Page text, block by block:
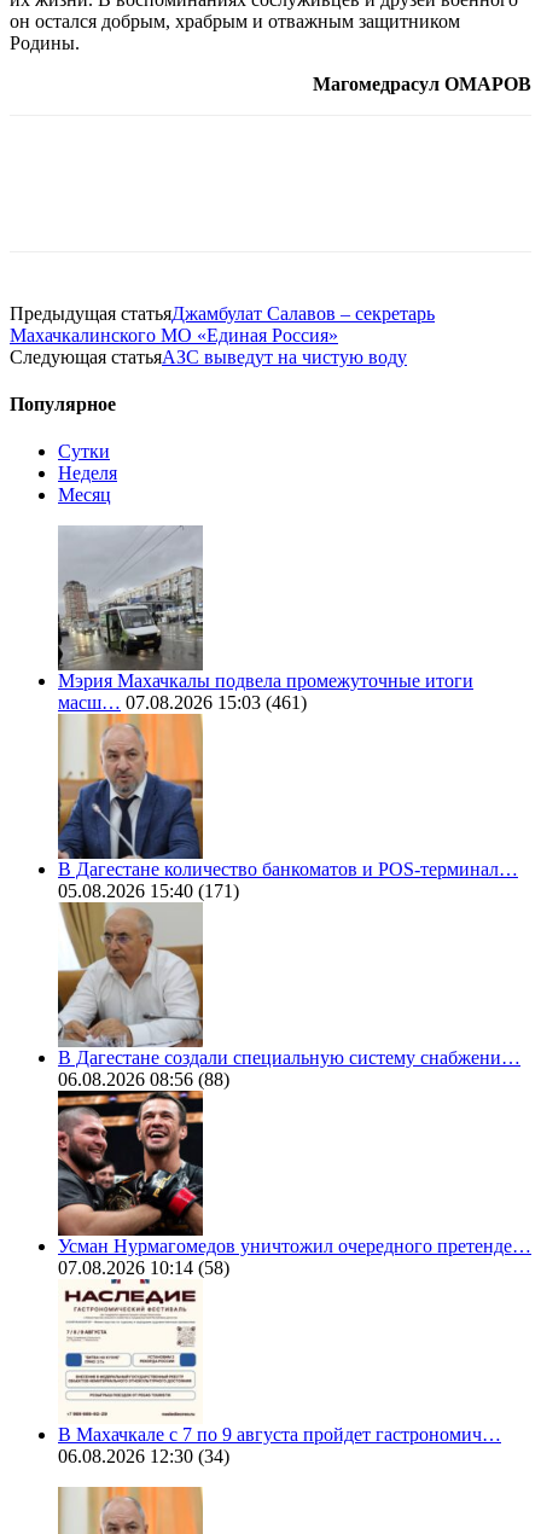
он остался добрым, храбрым и отважным защитником
Родины.
Магомедрасул ОМАРОВ
Предыдущая статьяДжамбулат Салавов – секретарь
Махачкалинского МО «Единая Россия»
Следующая статьяАЗС выведут на чистую воду
Популярное
Сутки
Неделя
Месяц
Мэрия Махачкалы подвела промежуточные итоги
масш… 07.08.2026 15:03 (461)
В Дагестане количество банкоматов и POS-терминал…
05.08.2026 15:40 (171)
В Дагестане создали специальную систему снабжени…
06.08.2026 08:56 (88)
Усман Нурмагомедов уничтожил очередного претенде…
07.08.2026 10:14 (58)
В Махачкале с 7 по 9 августа пройдет гастрономич…
06.08.2026 12:30 (34)